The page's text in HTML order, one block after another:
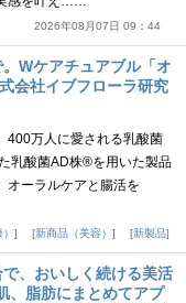
2026年08月07日 09：44
Wケアチュアブル「オ
会社イブフローラ研究
400万人に愛される乳酸菌
乳酸菌AD株®を用いた製品
オーラルケアと腸活を
新商品（美容） 新製品
、おいしく続ける美活
、脂肪にまとめてアプ